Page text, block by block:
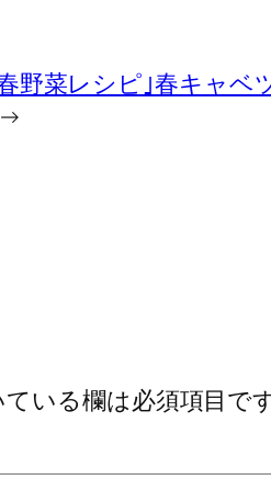
野菜レシピ｣春キャベ
→
ている欄は必須項目で